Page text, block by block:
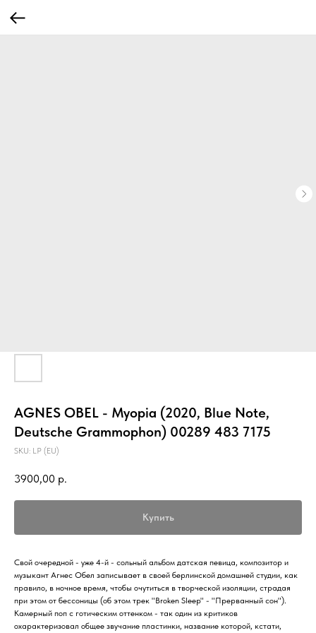
AGNES OBEL - Myopia (2020, Blue Note,
Deutsche Grammophon) 00289 483 7175
SKU: LP (EU)
3900,00 р.
Купить
Свой очередной - уже 4-й - сольный альбом датская певица, композитор и
музыкант Агнес Обел записывает в своей берлинской домашней студии, как
правило, в ночное время, чтобы очутиться в творческой изоляции, страдая
при этом от бессоницы (об этом трек "Broken Sleep" - "Прерванный сон").
Камерный поп с готическим оттенком - так один из критиков
охарактеризовал общее звучание пластинки, название которой, кстати,